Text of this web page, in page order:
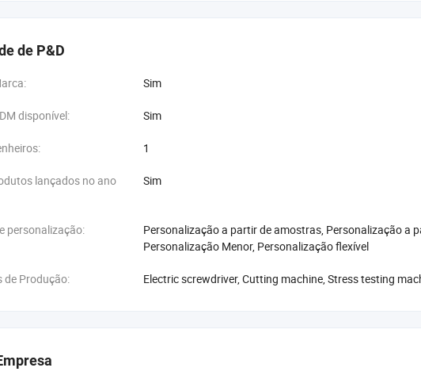
de P&D
Sim
disponível: Sim
1
lançados no ano
Sim
personalização:
Personalização a partir de amostras, Personalização a
Personalização Menor, Personalização flexível
de Produção: Electric screwdriver, Cutting machine, Stress testing